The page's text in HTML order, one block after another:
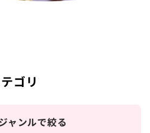
ゴリ
ャンルで絞る